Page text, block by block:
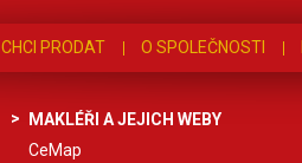
CHCI PRODAT O SPOLEČNOSTI
MAKLÉŘI A JEJICH WEBY
CeMap